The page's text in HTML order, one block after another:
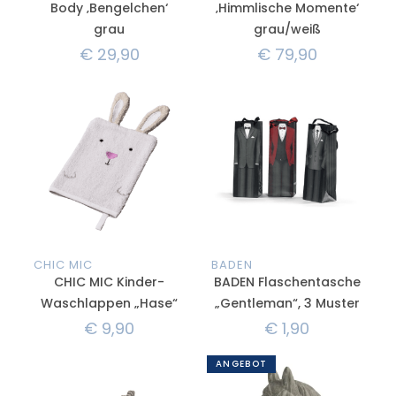
Body ‚Bengelchen‘
grau
€29,90
‚Himmlische Momente‘
grau/weiß
€79,90
CHIC MIC
CHIC MIC Kinder-
Waschlappen „Hase“
€ 9,90
BADEN
BADEN Flaschentasche
„Gentleman“, 3 Muster
€ 1,90
ANGEBOT